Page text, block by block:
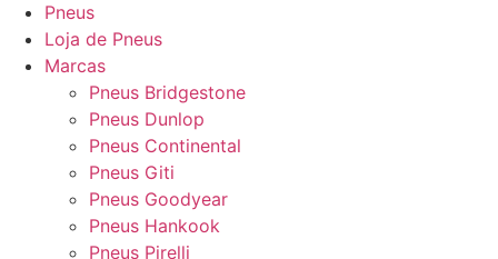
Pneus
Loja de Pneus
Marcas
Pneus Bridgestone
Pneus Dunlop
Pneus Continental
Pneus Giti
Pneus Goodyear
Pneus Hankook
Pneus Pirelli